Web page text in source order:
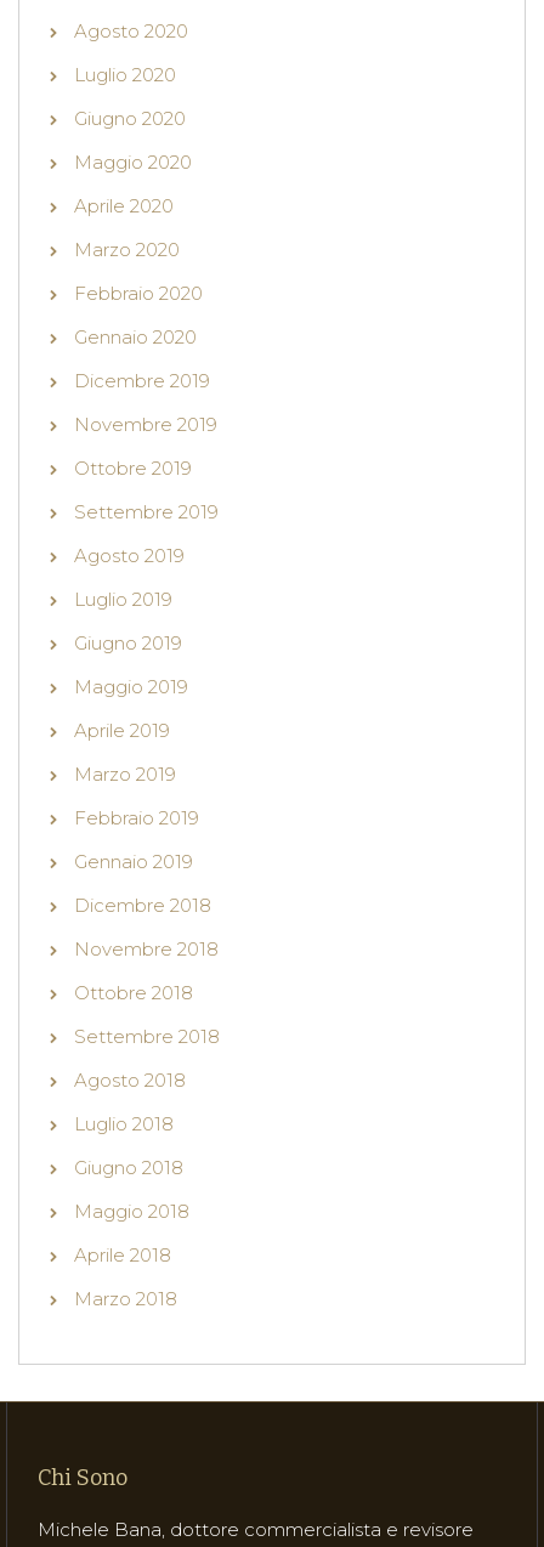
Agosto 2020
Luglio 2020
Giugno 2020
Maggio 2020
Aprile 2020
Marzo 2020
Febbraio 2020
Gennaio 2020
Dicembre 2019
Novembre 2019
Ottobre 2019
Settembre 2019
Agosto 2019
Luglio 2019
Giugno 2019
Maggio 2019
Aprile 2019
Marzo 2019
Febbraio 2019
Gennaio 2019
Dicembre 2018
Novembre 2018
Ottobre 2018
Settembre 2018
Agosto 2018
Luglio 2018
Giugno 2018
Maggio 2018
Aprile 2018
Marzo 2018
Chi Sono
Michele Bana, dottore commercialista e revisore